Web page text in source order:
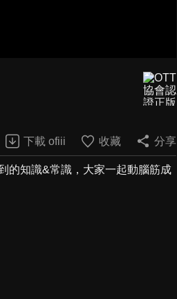
下載 ofiii 收藏 分享
的知識&常識，大家一起動腦筋成